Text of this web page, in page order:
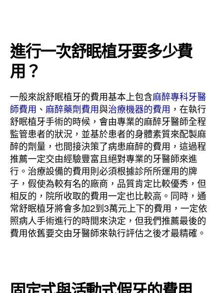
進行一次舒眠植牙要多少費
用？
一般來說舒眠植牙的費用基本上包含麻醉專科牙醫
師費用 、 麻醉藥劑費用與治療機器的費用 ，在執行
舒眠植牙手術的時候，會由專業的麻醉牙醫師全程
監管患者的狀況，並基於患者的身體素質來配製麻
醉的劑量，也間接決策了病患麻醉的費用，這過程
推薦一定交由經驗豐富且絕對專業的牙醫師來進
行。治療設備的費用則必須根據診所所運用的牌
子，假使為較有名的廠商，品質肯定比較優秀，但
相反的，院所收取的費用一定也比較高。同時，通
常舒眠植牙將會多加2到3萬元上下的費用，一定依
照病人手術進行的時間來決定，但我們推薦最後的
費用依舊要交由牙醫師來執行評估之後才最精確。